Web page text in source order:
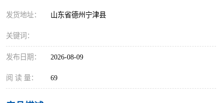
发货地址： 山东省德州宁津县
关键词：
发布日期： 2026-08-09
阅 读 量： 69